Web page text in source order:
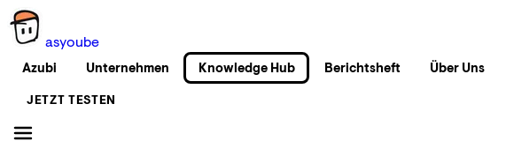
asyoube
Azubi Unternehmen Knowledge Hub Berichtsheft Über Uns
JETZT TESTEN